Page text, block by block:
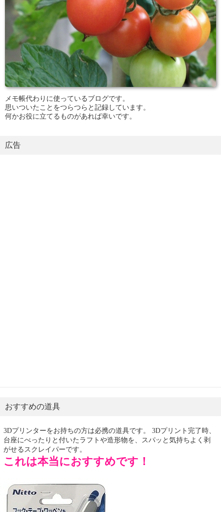
メモ帳代わりに使っているブログです。
思いついたことをつらつらと記録しています。
何かお役に立てるものがあれば幸いです。
広告
おすすめの道具
3Dプリンターをお持ちの方は必携の道具です。 3Dプリント完了時、
台座にべったりと付いたラフトや造形物を、スパッと気持ちよく剥
がせるスクレイパーです。
これは本当におすすめです！